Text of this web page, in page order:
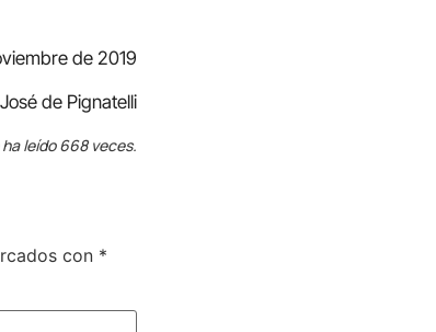
de 2019
de Pignatelli
leído 668 veces.
con *